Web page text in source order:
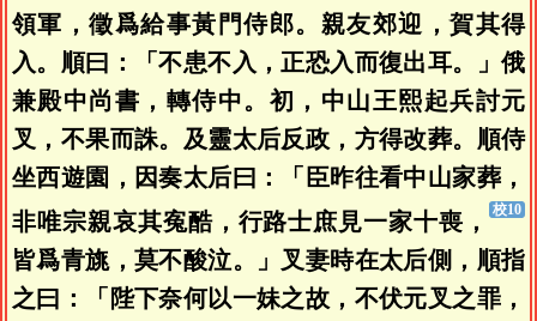
領軍，徵爲給事黃門侍郎。親友郊迎，賀其得
入。順曰：「不患不入，正恐入而復出耳。」俄
兼殿中尚書，轉侍中。初，中山王熙起兵討元
叉，不果而誅。及靈太后反政，方得改葬。順侍
坐西遊園，因奏太后曰：「臣昨往看中山家葬，
非唯宗親哀其寃酷，行路士庶見一家十喪，
皆爲青旐，莫不酸泣。」叉妻時在太后側，順指
之曰：「陛下奈何以一妹之故，不伏元叉之罪，